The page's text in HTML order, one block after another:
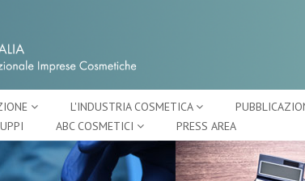
L'INDUSTRIA COSMETICA
ABC COSMETICI PRESS AREA